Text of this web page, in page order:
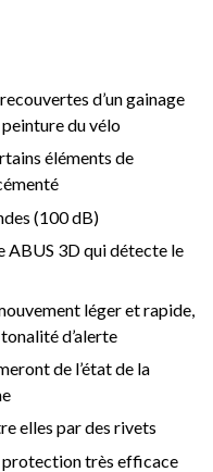
d’un gainage
du vélo
éléments de
(100 dB)
ABUS 3D qui détecte le
léger et rapide,
tonalité d’alerte
de l’état de la
elles par des rivets
protection très efficace